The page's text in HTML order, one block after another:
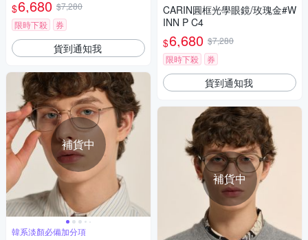
$6,680 $7,280
限時下殺
券
貨到通知我
補貨中
韓系淡顏必備加分項
CARIN圓框光學眼鏡/玫瑰金#W
INN P C4
$6,680 $7,280
限時下殺
券
貨到通知我
補貨中